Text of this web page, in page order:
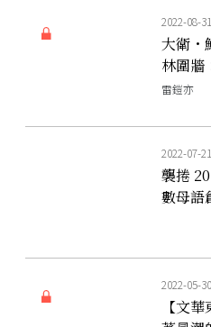
2022-08-31
大衛・
林圍牆
公爵，
雷鎧亦
2022-07-21
襲捲
數母
2022-05-30
【文